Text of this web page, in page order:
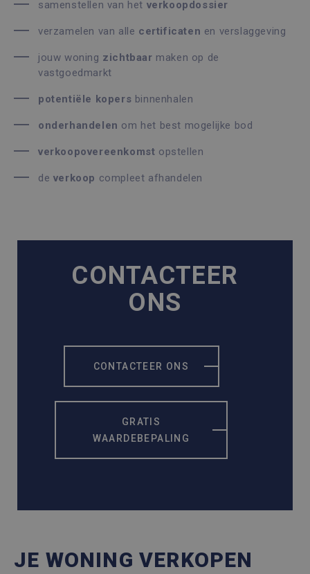
samenstellen van het verkoopdossier
verzamelen van alle certificaten en verslaggeving
jouw woning zichtbaar maken op de
vastgoedmarkt
potentiële kopers binnenhalen
onderhandelen om het best mogelijke bod
verkoopovereenkomst opstellen
de verkoop compleet afhandelen
CONTACTEER
ONS
CONTACTEER ONS
GRATIS
WAARDEBEPALING
JE WONING VERKOPEN